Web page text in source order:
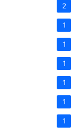
2
1
1
1
1
1
1